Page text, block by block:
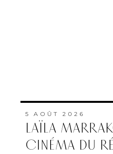
5 AOÛT 2026
LAÏLA
CINÉMA DU